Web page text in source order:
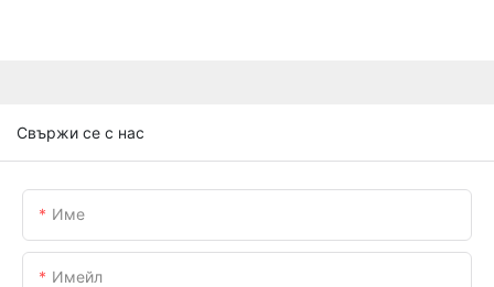
Свържи се с нас
Име
Имейл